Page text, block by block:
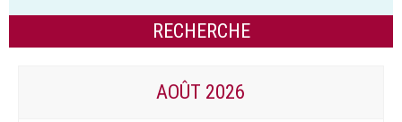
AOÛT 2026